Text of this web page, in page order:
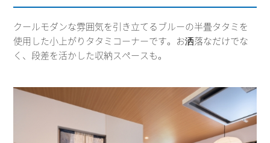
クールモダンな雰囲気を引き立てるブルーの半畳タタミを
使用した小上がりタタミコーナーです。お洒落なだけでな
く、段差を活かした収納スペースも。